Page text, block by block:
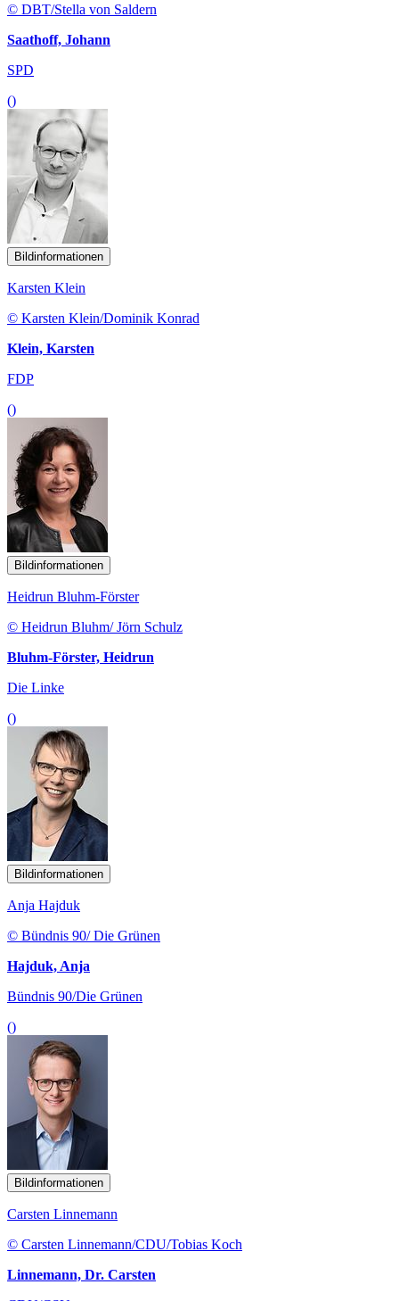
© DBT/Stella von Saldern
Saathoff, Johann
SPD
()
Bildinformationen
Karsten Klein
© Karsten Klein/Dominik Konrad
Klein, Karsten
FDP
()
Bildinformationen
Heidrun Bluhm-Förster
© Heidrun Bluhm/ Jörn Schulz
Bluhm-Förster, Heidrun
Die Linke
()
Bildinformationen
Anja Hajduk
© Bündnis 90/ Die Grünen
Hajduk, Anja
Bündnis 90/Die Grünen
()
Bildinformationen
Carsten Linnemann
© Carsten Linnemann/CDU/Tobias Koch
Linnemann, Dr. Carsten